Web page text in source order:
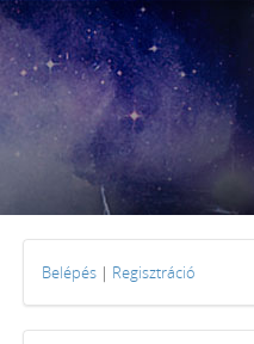
Belépés | Regisztráció